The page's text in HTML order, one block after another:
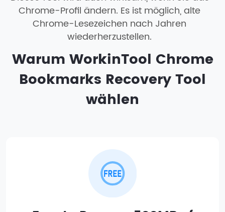
Chrome-Profil ändern. Es ist möglich, alte
Chrome-Lesezeichen nach Jahren
wiederherzustellen.
Warum WorkinTool Chrome
Bookmarks Recovery Tool
wählen